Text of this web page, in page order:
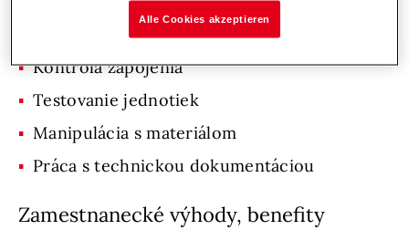
Montáž a zapojenie rozvádzača
Kontrola zapojenia
Testovanie jednotiek
Manipulácia s materiálom
Práca s technickou dokumentáciou
Zamestnanecké výhody, benefity
Alle Cookies akzeptieren